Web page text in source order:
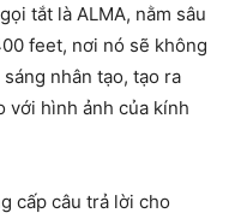
tắt là ALMA, nằm sâu
feet, nơi nó sẽ không
nhân tạo, tạo ra
với hình ảnh của kính
cấp câu trả lời cho